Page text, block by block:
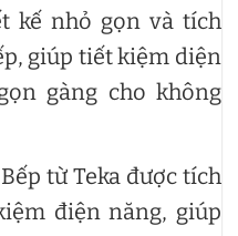
kế nhỏ gọn và tích
giúp tiết kiệm diện
gàng cho không
từ Teka được tích
điện năng, giúp